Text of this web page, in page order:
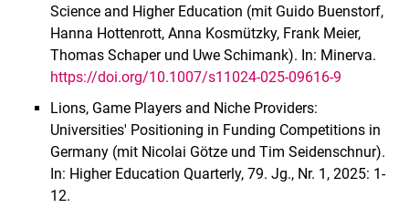
Science and Higher Education (mit Guido Buenstorf,
Hanna Hottenrott, Anna Kosmützky, Frank Meier,
Thomas Schaper und Uwe Schimank). In: Minerva.
https://doi.org/10.1007/s11024-025-09616-9
Lions, Game Players and Niche Providers:
Universities' Positioning in Funding Competitions in
Germany (mit Nicolai Götze und Tim Seidenschnur).
In: Higher Education Quarterly, 79. Jg., Nr. 1, 2025: 1-
12.